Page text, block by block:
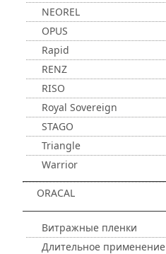
NEOREL
OPUS
Rapid
RENZ
RISO
Royal Sovereign
STAGO
Triangle
Warrior
ORACAL
Витражные пленки
Длительное применение